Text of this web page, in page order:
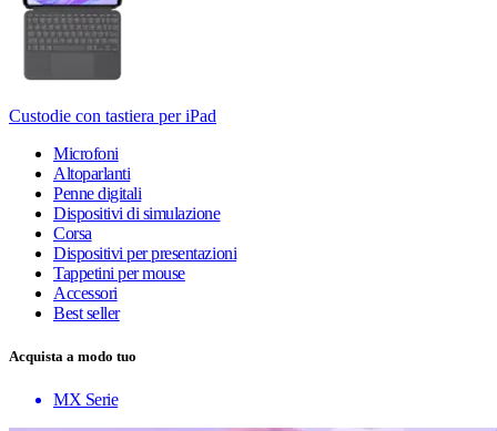
Custodie con tastiera per iPad
Microfoni
Altoparlanti
Penne digitali
Dispositivi di simulazione
Corsa
Dispositivi per presentazioni
Tappetini per mouse
Accessori
Best seller
Acquista a modo tuo
MX Serie